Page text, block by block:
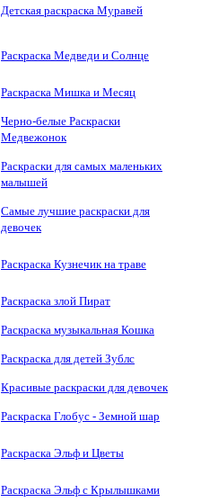
Детская раскраска Муравей
Раскраска Медведи и Солнце
Раскраска Мишка и Месяц
Черно-белые Раскраски
Медвежонок
Раскраски для самых маленьких
малышей
Самые лучшие раскраски для
девочек
Раскраска Кузнечик на траве
Раскраска злой Пират
Раскраска музыкальная Кошка
Раскраска для детей Зублс
Красивые раскраски для девочек
Раскраска Глобус - Земной шар
Раскраска Эльф и Цветы
Раскраска Эльф с Крылышками